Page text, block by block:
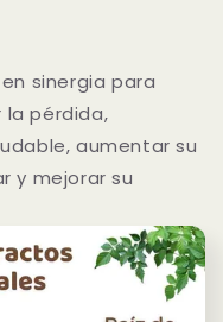
sinergia para
la pérdida,
aumentar su
y mejorar su